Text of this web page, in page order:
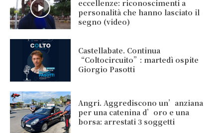
eccellenze: riconoscimenti a
personalità che hanno lasciato il
segno (video)
Castellabate. Continua
“Coltocircuito”: martedì ospite
Giorgio Pasotti
Angri. Aggrediscono un’anziana
per una catenina d’oro e una
borsa: arrestati 3 soggetti